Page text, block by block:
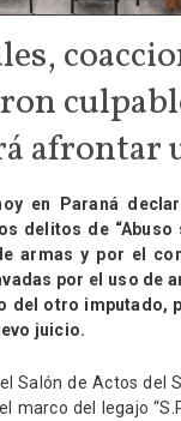
afrontar
en Paraná
delitos de
armas y por el
por el uso de
del otro imputado,
juicio.
Salón de Actos del
del legajo